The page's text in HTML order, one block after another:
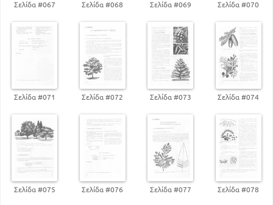
Σελίδα #067 Σελίδα #068 Σελίδα #069 Σελίδα #070
Σελίδα #071 Σελίδα #072 Σελίδα #073 Σελίδα #074
Σελίδα #075 Σελίδα #076 Σελίδα #077 Σελίδα #078